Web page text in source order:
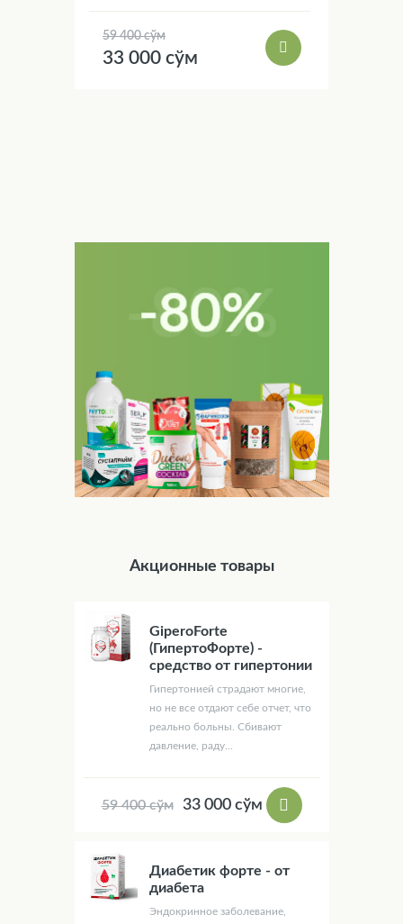
59 400 сўм
33 000 сўм
Акционные товары
GiperoForte
(ГипертоФорте) -
средство от гипертонии
Гипертонией страдают многие,
но не все отдают себе отчет, что
реально больны. Сбивают
давление, раду...
59 400 сўм 33 000 сўм
Диабетик форте - от
диабета
Эндокринное заболевание,